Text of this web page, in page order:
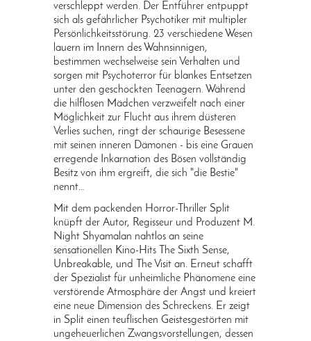
verschleppt werden. Der Entführer entpuppt
sich als gefährlicher Psychotiker mit multipler
Persönlichkeitsstörung. 23 verschiedene Wesen
lauern im Innern des Wahnsinnigen,
bestimmen wechselweise sein Verhalten und
sorgen mit Psychoterror für blankes Entsetzen
unter den geschockten Teenagern. Während
die hilflosen Mädchen verzweifelt nach einer
Möglichkeit zur Flucht aus ihrem düsteren
Verlies suchen, ringt der schaurige Besessene
mit seinen inneren Dämonen - bis eine Grauen
erregende Inkarnation des Bösen vollständig
Besitz von ihm ergreift, die sich "die Bestie"
nennt…
Mit dem packenden Horror-Thriller Split
knüpft der Autor, Regisseur und Produzent M.
Night Shyamalan nahtlos an seine
sensationellen Kino-Hits The Sixth Sense,
Unbreakable, und The Visit an. Erneut schafft
der Spezialist für unheimliche Phänomene eine
verstörende Atmosphäre der Angst und kreiert
eine neue Dimension des Schreckens. Er zeigt
in Split einen teuflischen Geistesgestörten mit
ungeheuerlichen Zwangsvorstellungen, dessen